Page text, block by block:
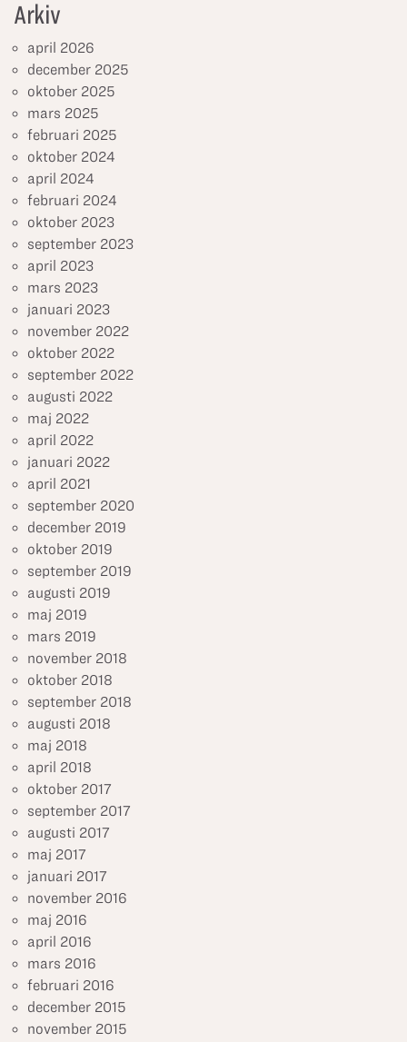
Arkiv
april 2026
december 2025
oktober 2025
mars 2025
februari 2025
oktober 2024
april 2024
februari 2024
oktober 2023
september 2023
april 2023
mars 2023
januari 2023
november 2022
oktober 2022
september 2022
augusti 2022
maj 2022
april 2022
januari 2022
april 2021
september 2020
december 2019
oktober 2019
september 2019
augusti 2019
maj 2019
mars 2019
november 2018
oktober 2018
september 2018
augusti 2018
maj 2018
april 2018
oktober 2017
september 2017
augusti 2017
maj 2017
januari 2017
november 2016
maj 2016
april 2016
mars 2016
februari 2016
december 2015
november 2015